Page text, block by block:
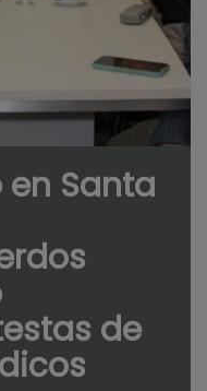
Santa
de